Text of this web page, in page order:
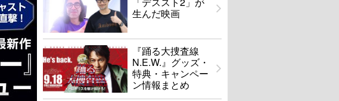
生んだ映画
『踊る大捜査線
N.E.W.』グッズ・
特典・キャンペー
ン情報まとめ